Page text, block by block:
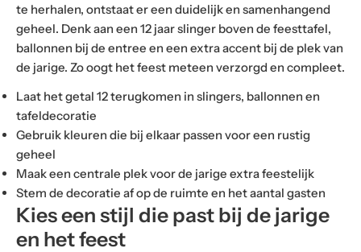
te herhalen, ontstaat er een duidelijk en samenhangend
geheel. Denk aan een 12 jaar slinger boven de feesttafel,
ballonnen bij de entree en een extra accent bij de plek van
de jarige. Zo oogt het feest meteen verzorgd en compleet.
Laat het getal 12 terugkomen in slingers, ballonnen en
tafeldecoratie
Gebruik kleuren die bij elkaar passen voor een rustig
geheel
Maak een centrale plek voor de jarige extra feestelijk
Stem de decoratie af op de ruimte en het aantal gasten
Kies een stijl die past bij de jarige
en het feest